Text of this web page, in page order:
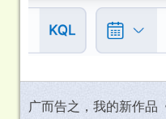
广而告之，我的新作品